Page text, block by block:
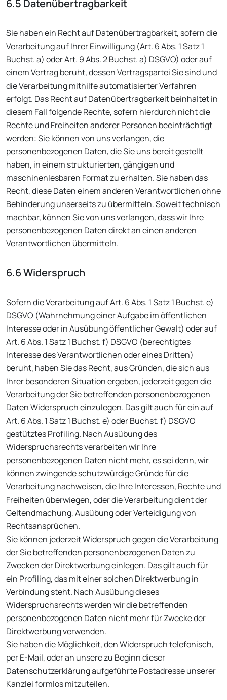
6.5 Datenübertragbarkeit
Sie haben ein Recht auf Datenübertragbarkeit, sofern die
Verarbeitung auf Ihrer Einwilligung (Art. 6 Abs. 1 Satz 1
Buchst. a) oder Art. 9 Abs. 2 Buchst. a) DSGVO) oder auf
einem Vertrag beruht, dessen Vertragspartei Sie sind und
die Verarbeitung mithilfe automatisierter Verfahren
erfolgt. Das Recht auf Datenübertragbarkeit beinhaltet in
diesem Fall folgende Rechte, sofern hierdurch nicht die
Rechte und Freiheiten anderer Personen beeinträchtigt
werden: Sie können von uns verlangen, die
personenbezogenen Daten, die Sie uns bereit gestellt
haben, in einem strukturierten, gängigen und
maschinenlesbaren Format zu erhalten. Sie haben das
Recht, diese Daten einem anderen Verantwortlichen ohne
Behinderung unserseits zu übermitteln. Soweit technisch
machbar, können Sie von uns verlangen, dass wir Ihre
personenbezogenen Daten direkt an einen anderen
Verantwortlichen übermitteln.
6.6 Widerspruch
Sofern die Verarbeitung auf Art. 6 Abs. 1 Satz 1 Buchst. e)
DSGVO (Wahrnehmung einer Aufgabe im öffentlichen
Interesse oder in Ausübung öffentlicher Gewalt) oder auf
Art. 6 Abs. 1 Satz 1 Buchst. f) DSGVO (berechtigtes
Interesse des Verantwortlichen oder eines Dritten)
beruht, haben Sie das Recht, aus Gründen, die sich aus
Ihrer besonderen Situation ergeben, jederzeit gegen die
Verarbeitung der Sie betreffenden personenbezogenen
Daten Widerspruch einzulegen. Das gilt auch für ein auf
Art. 6 Abs. 1 Satz 1 Buchst. e) oder Buchst. f) DSGVO
gestütztes Profiling. Nach Ausübung des
Widerspruchsrechts verarbeiten wir Ihre
personenbezogenen Daten nicht mehr, es sei denn, wir
können zwingende schutzwürdige Gründe für die
Verarbeitung nachweisen, die Ihre Interessen, Rechte und
Freiheiten überwiegen, oder die Verarbeitung dient der
Geltendmachung, Ausübung oder Verteidigung von
Rechtsansprüchen.
Sie können jederzeit Widerspruch gegen die Verarbeitung
der Sie betreffenden personenbezogenen Daten zu
Zwecken der Direktwerbung einlegen. Das gilt auch für
ein Profiling, das mit einer solchen Direktwerbung in
Verbindung steht. Nach Ausübung dieses
Widerspruchsrechts werden wir die betreffenden
personenbezogenen Daten nicht mehr für Zwecke der
Direktwerbung verwenden.
Sie haben die Möglichkeit, den Widerspruch telefonisch,
per E-Mail, oder an unsere zu Beginn dieser
Datenschutzerklärung aufgeführte Postadresse unserer
Kanzlei formlos mitzuteilen.